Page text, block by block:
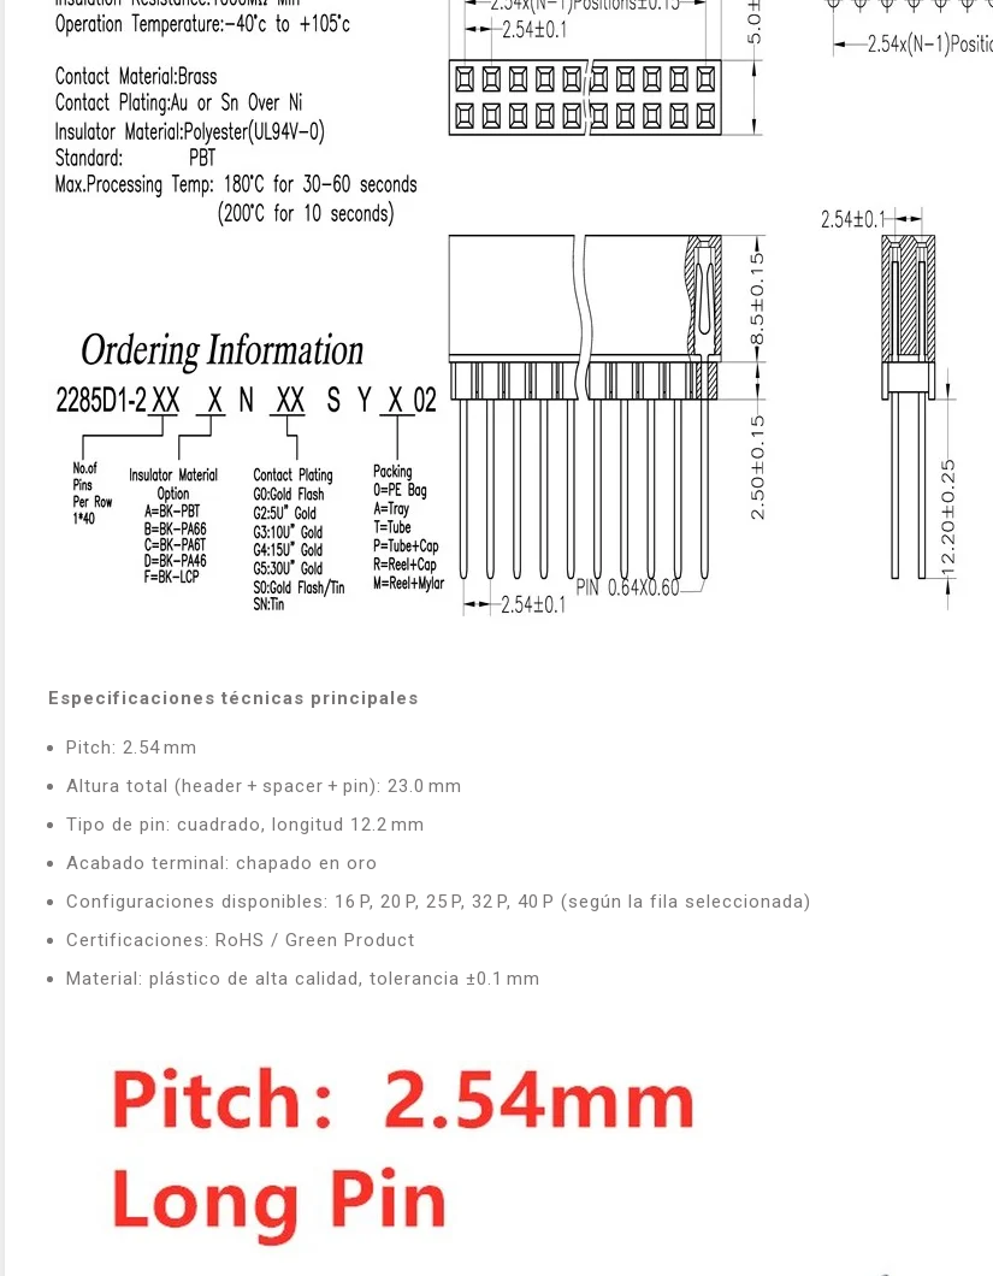
Especificaciones técnicas principales
Pitch: 2.54 mm
Altura total (header + spacer + pin): 23.0 mm
Tipo de pin: cuadrado, longitud 12.2 mm
Acabado terminal: chapado en oro
Configuraciones disponibles: 16 P, 20 P, 25 P, 32 P, 40 P (según la fila seleccionada)
Certificaciones: RoHS / Green Product
Material: plástico de alta calidad, tolerancia ±0.1 mm